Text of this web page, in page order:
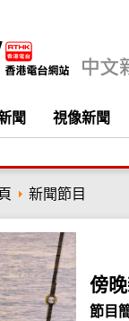
聞 視像新聞
新聞節目
傍
節目